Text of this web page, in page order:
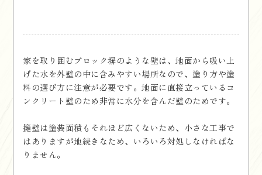
家を取り囲むブロック塀のような壁は、地面から吸い上
げた水を外壁の中に含みやすい場所なので、塗り方や塗
料の選び方に注意が必要です。地面に直接立っているコ
ンクリート壁のため非常に水分を含んだ壁のためです。
擁壁は塗装面積もそれほど広くないため、小さな工事で
はありますが地続きなため、いろいろ対処しなければな
りません。